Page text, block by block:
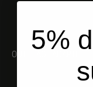
OUTILLAGE ADAPTÉ
5%